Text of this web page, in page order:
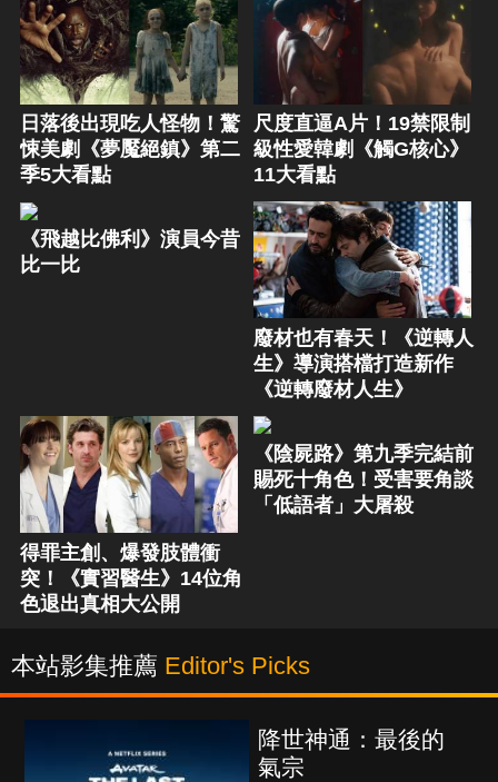
日落後出現吃人怪物！驚
悚美劇《夢魘絕鎮》第二
季5大看點
尺度直逼A片！19禁限制
級性愛韓劇《觸G核心》
11大看點
《飛越比佛利》演員今昔
比一比
廢材也有春天！《逆轉人
生》導演搭檔打造新作
《逆轉廢材人生》
得罪主創、爆發肢體衝
突！《實習醫生》14位角
色退出真相大公開
《陰屍路》第九季完結前
賜死十角色！受害要角談
「低語者」大屠殺
本站影集推薦 Editor's Picks
降世神通：最後的
氣宗